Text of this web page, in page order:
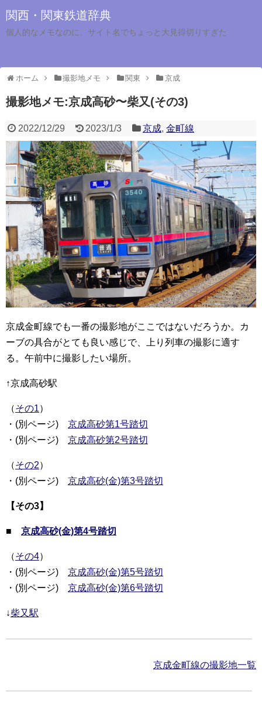
関西・関東鉄道辞典
個人的なメモなのに、サイト名でちょっと大見得切りすぎた
ホーム 撮影地メモ 関東 京成
撮影地メモ:京成高砂〜柴又(その3)
2022/12/29 2023/1/3 京成,金町線
京成金町線でも一番の撮影地がここではないだろうか。カ
ーブの具合がとても良い感じで、上り列車の撮影に適す
る。午前中に撮影したい場所。
↑京成高砂駅
（その1）
・(別ページ) 京成高砂第1号踏切
・(別ページ) 京成高砂第2号踏切
（その2）
・(別ページ) 京成高砂(金)第3号踏切
【その3】
■ 京成高砂(金)第4号踏切
（その4）
・(別ページ) 京成高砂(金)第5号踏切
・(別ページ) 京成高砂(金)第6号踏切
↓柴又駅
京成金町線の撮影地一覧